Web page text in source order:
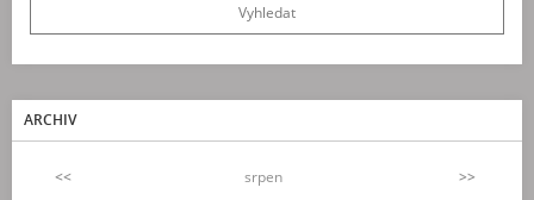
ARCHIV
<< srpen
>>